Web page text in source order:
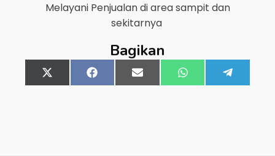
Melayani Penjualan di areasampit dan
sekitarnya
Bagikan
Share
on
X
(Twitter)
Share
on
FacebookShare
on
Email Share
on
WhatsApp
on